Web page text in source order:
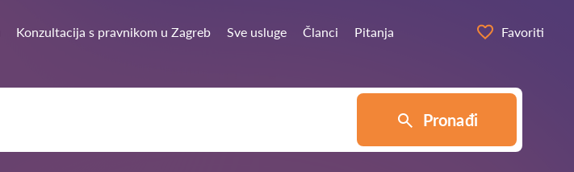
Konzultacija s pravnikom u Zagreb Sve usluge Članci Pitanja Favoriti
Pronađi